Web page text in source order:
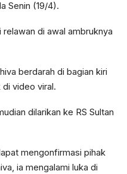
Senin (19/4).
di awal ambruknya
berdarah di bagian kiri
video viral.
dilarikan ke RS Sultan
mengonfirmasi pihak
ia mengalami luka di